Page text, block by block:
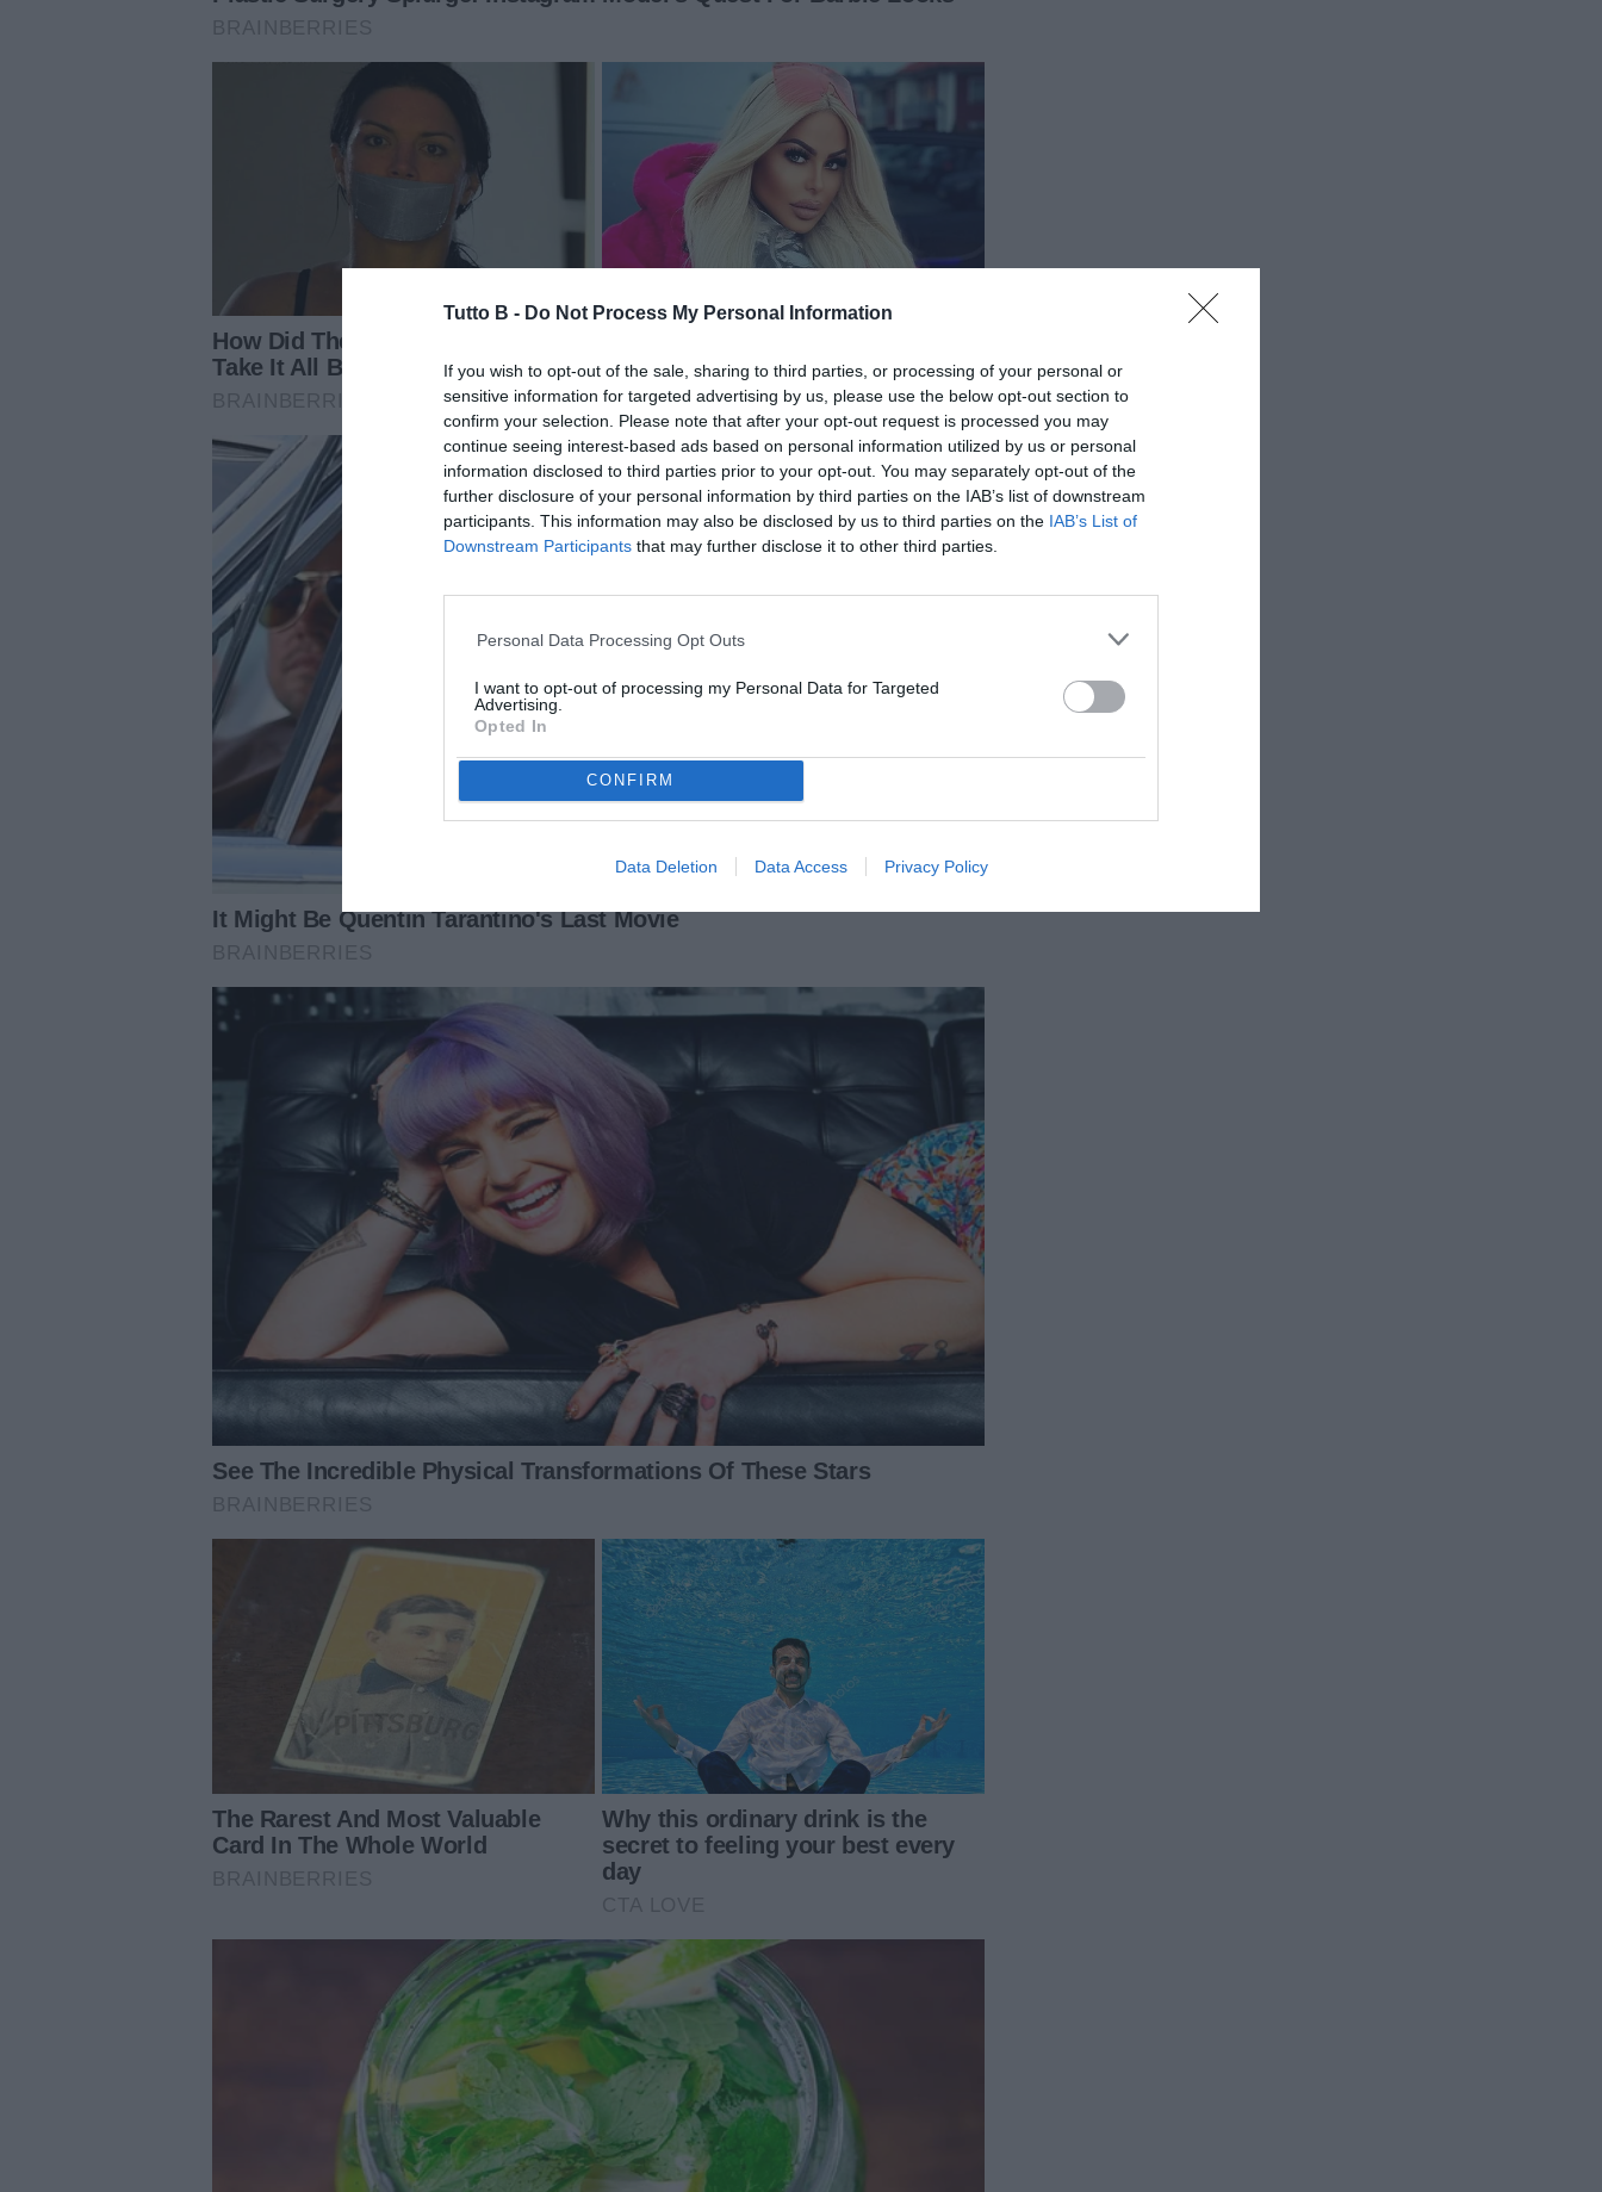
Tutto B - Do Not Process My Personal Information
If you wish to opt-out of the sale, sharing to third parties, or processing of your personal or
sensitive information for targeted advertising by us, please use the below opt-out section to
confirm your selection. Please note that after your opt-out request is processed you may
continue seeing interest-based ads based on personal information utilized by us or personal
information disclosed to third parties prior to your opt-out. You may separately opt-out of the
further disclosure of your personal information by third parties on the IAB’s list of downstream
participants. This information may also be disclosed by us to third parties on the IAB’s List of
Downstream Participants that may further disclose it to other third parties.
Personal Data Processing Opt Outs
I want to opt-out of processing my Personal Data for Targeted
Advertising.
Opted In
CONFIRM
Data Deletion Data Access Privacy Policy